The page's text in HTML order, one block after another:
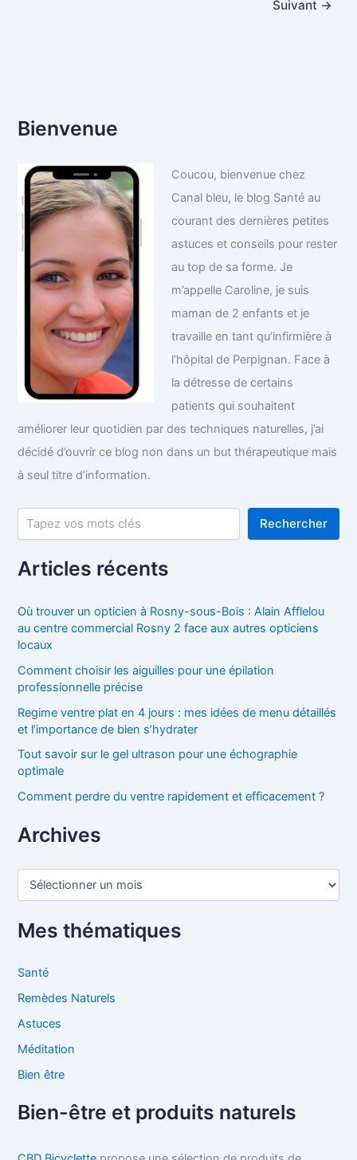
Suivant →
Bienvenue
Coucou, bienvenue chez
Canal bleu, le blog Santé au
courant des dernières petites
astuces et conseils pour rester
au top de sa forme. Je
m’appelle Caroline, je suis
maman de 2 enfants et je
travaille en tant qu’infirmière à
l’hôpital de Perpignan. Face à
la détresse de certains
patients qui souhaitent
améliorer leur quotidien par des techniques naturelles, j’ai
décidé d’ouvrir ce blog non dans un but thérapeutique mais
à seul titre d’information.
Rechercher
Rechercher
Articles récents
Où trouver un opticien à Rosny-sous-Bois : Alain Afflelou
au centre commercial Rosny 2 face aux autres opticiens
locaux
Comment choisir les aiguilles pour une épilation
professionnelle précise
Regime ventre plat en 4 jours : mes idées de menu détaillés
et l’importance de bien s’hydrater
Tout savoir sur le gel ultrason pour une échographie
optimale
Comment perdre du ventre rapidement et efficacement ?
Archives
A
h
i
e
Mes thématiques
Santé
Remèdes Naturels
Astuces
Méditation
Bien être
Bien-être et produits naturels